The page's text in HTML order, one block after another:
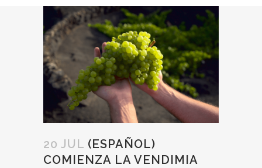
20 JUL (ESPAÑOL)
COMIENZA LA VENDIMIA